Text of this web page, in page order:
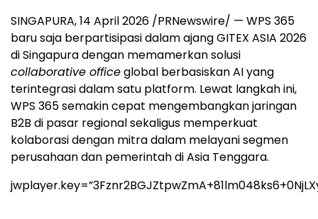
SINGAPURA, 14 April 2026 /PRNewswire/ — WPS 365
baru saja berpartisipasi dalam ajang GITEX ASIA 2026
di Singapura dengan memamerkan solusi
collaborative officeglobal berbasiskan AI yang
terintegrasi dalam satu platform. Lewat langkah ini,
WPS 365 semakin cepat mengembangkan jaringan
B2B di pasar regional sekaligus memperkuat
kolaborasi dengan mitra dalam melayani segmen
perusahaan dan pemerintah di Asia Tenggara.